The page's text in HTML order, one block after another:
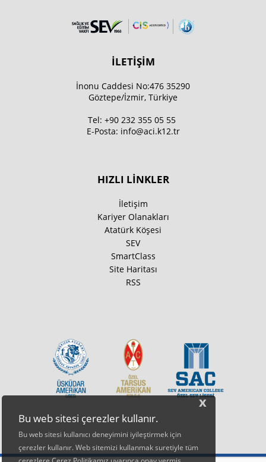
x
Bu web sitesi çerezler kullanır.
Bu web sitesi kullanıcı deneyimini iyileştirmek için
çerezler kullanır. Web sitemizi kullanmak suretiyle tüm
İLETİŞİM
İnonu Caddesi No:476 35290
Göztepe/İzmir, Türkiye
Tel: +90 232 355 05 55
E-Posta: info@aci.k12.tr
HIZLI LİNKLER
İletişim
Kariyer Olanakları
Atatürk Köşesi
SEV
SmartClass
Site Haritası
RSS